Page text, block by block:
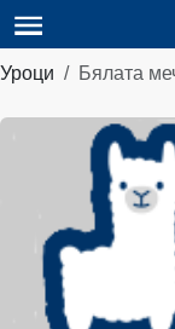
Уроци Бялата